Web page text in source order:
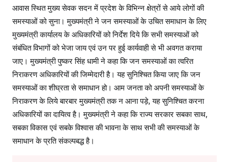
न्न
स
स्या
सु
ना
आवास स्थित मुख्य सेवक सदन में प्रदेश के विभिन्न क्षेत्रों से आये लोगों की
समस्याओं को सुना। मुख्यमंत्री ने जन समस्याओं के उचित समाधान के लिए
मुख्यमंत्री कार्यालय के अधिकारियों को निर्देश दिये कि सभी समस्याओं को
संबंधित विभागों को भेजा जाय एवं उन पर हुई कार्यवाही से भी अवगत कराया
जाए। मुख्यमंत्री पुष्कर सिंह धामी ने कहा कि जन समस्याओं का त्वरित
निराकरण अधिकारियों की जिम्मेदारी है। यह सुनिश्चित किया जाए कि जन
समस्याओं का शीघ्रता से समाधान हो। आम जनता को अपनी समस्याओं के
निराकरण के लिये बारबार मुख्यमंत्री तक न आना पड़े, यह सुनिश्चित करना
अधिकारियों का दायित्व है। मुख्यमंत्री ने कहा कि राज्य सरकार सबका साथ,
सबका विकास एवं सबके विश्वास की भावना के साथ सभी की समस्याओं के
समाधान के प्रति संकल्पबद्ध है।